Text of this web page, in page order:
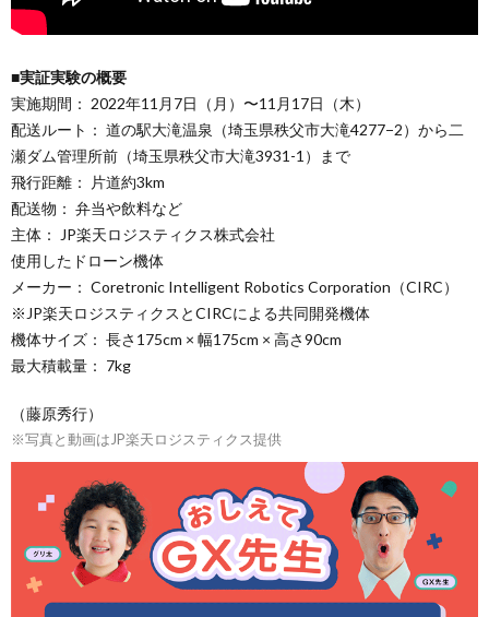
■実証実験の概要
実施期間： 2022年11月7日（月）〜11月17日（木）
配送ルート： 道の駅大滝温泉（埼玉県秩父市大滝4277−2）から二
瀬ダム管理所前（埼玉県秩父市大滝3931-1）まで
飛行距離： 片道約3km
配送物： 弁当や飲料など
主体： JP楽天ロジスティクス株式会社
使用したドローン機体
メーカー： Coretronic Intelligent Robotics Corporation（CIRC）
※JP楽天ロジスティクスとCIRCによる共同開発機体
機体サイズ： 長さ175cm × 幅175cm × 高さ90cm
最大積載量： 7kg
（藤原秀行）
※写真と動画はJP楽天ロジスティクス提供